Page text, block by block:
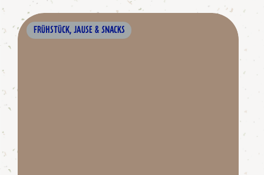
FRÜHSTÜCK, JAUSE & SNACKS